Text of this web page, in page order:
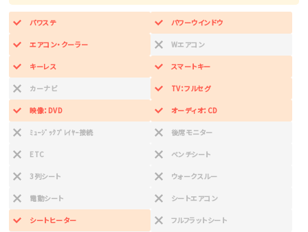
パワステ パワーウインドウ
エアコン・クーラー Wエアコン
キーレス スマートキー
カーナビ TV：フルセグ
映像：DVD オーディオ：CD
ﾐｭｰｼﾞｯｸﾌﾟﾚｲﾔｰ接続 後席モニター
ETC ベンチシート
3列シート ウォークスルー
電動シート シートエアコン
シートヒーター フルフラットシート